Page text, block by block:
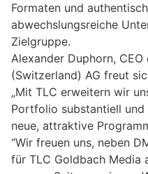
Formaten und
abwechslungsreiche
Zielgruppe.
Alexander Duphorn,
(Switzerland) AG freut
„Mit TLC erweitern wir
Portfolio substantiell und
neue, attraktive
“Wir freuen uns, neben
für TLC Goldbach Media